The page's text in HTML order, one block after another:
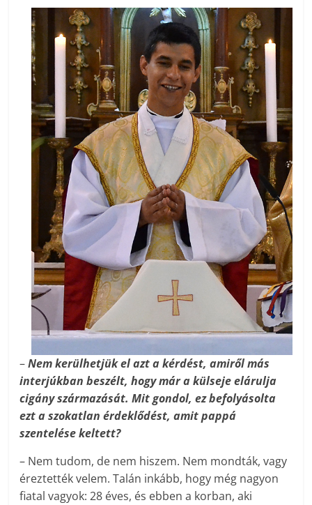
–Nem kerülhetjük el azt a kérdést, amiről más
interjúkban beszélt, hogy már a külseje elárulja
cigány származását. Mit gondol, ez befolyásolta
ezt a szokatlan érdeklődést, amit pappá
szentelése keltett?
– Nem tudom, de nem hiszem. Nem mondták, vagy
éreztették velem. Talán inkább, hogy még nagyon
fiatal vagyok: 28 éves, és ebben a korban, aki